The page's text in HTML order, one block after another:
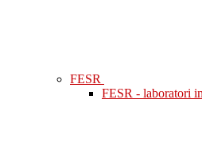
FESR
FESR - laboratori